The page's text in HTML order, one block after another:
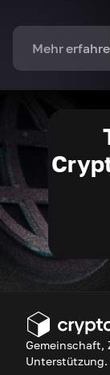
Mehr
Gemeinschaft,
Unterstützung.